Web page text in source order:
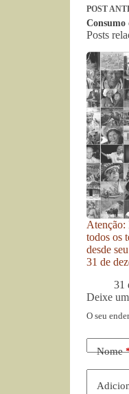
POST
Consumo
Posts
Atenção:
todos os
desde
31 de
31
Deixe
O seu
Nome